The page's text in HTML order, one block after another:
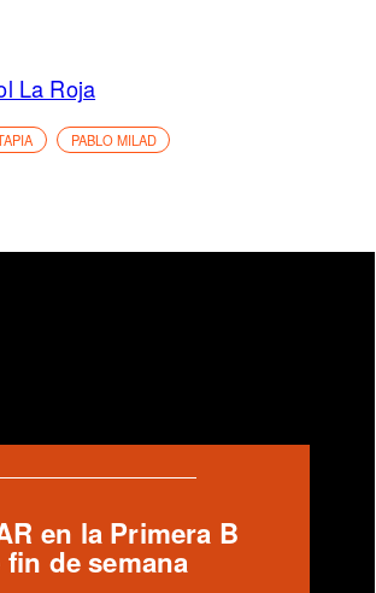
La Roja
PABLO MILAD
habla sobre caso
y Ángelo Araos